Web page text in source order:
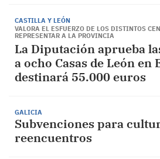
CASTILLA Y LEÓN
VALORA EL ESFUERZO DE LOS DISTINTOS
REPRESENTAR A LA PROVINCIA
La Diputación aprueba
a ocho Casas de León en
destinará 55.000 euros
GALICIA
Subvenciones para
reencuentros